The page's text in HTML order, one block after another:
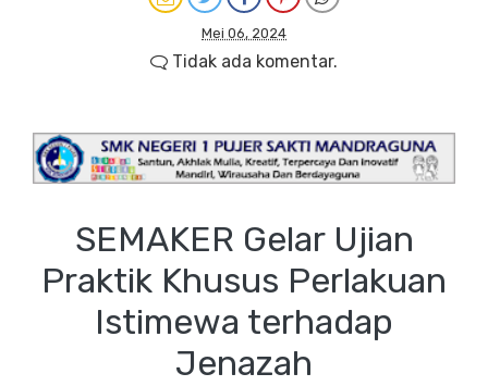
Mei 06, 2024
Tidak ada komentar.
SEMAKER Gelar Ujian
Praktik Khusus Perlakuan
Istimewa terhadap
Jenazah